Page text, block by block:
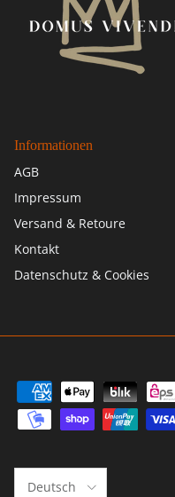
Informationen
AGB
Impressum
Versand & Retoure
Kontakt
Datenschutz & Cookies
Deutsch